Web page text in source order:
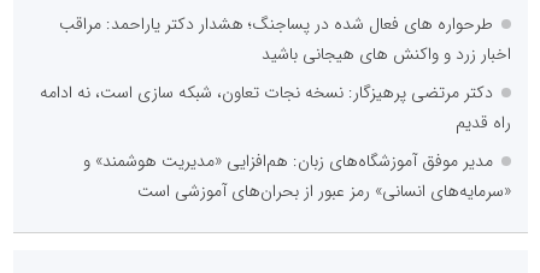
طرحواره های فعال شده در پساجنگ؛ هشدار دکتر یاراحمد: مراقب
اخبار زرد و واکنش های هیجانی باشید
دکتر مرتضی پرهیزگار: نسخه نجات تعاون، شبکه سازی است، نه ادامه
راه قدیم
مدیر موفق آموزشگاه‌های زبان: هم‌افزایی «مدیریت هوشمند» و
«سرمایه‌های انسانی» رمز عبور از بحران‌های آموزشی است